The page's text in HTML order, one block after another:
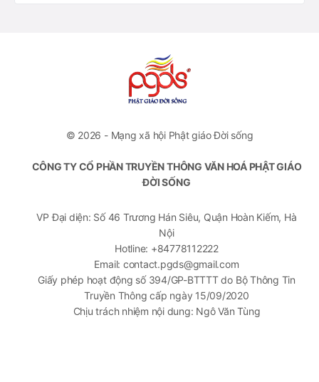
© 2026 - Mạng xã hội Phật giáo Đời sống
CÔNG TY CỔ PHẦN TRUYỀN THÔNG VĂN HOÁ PHẬT GIÁO
ĐỜI SỐNG
VP Đại diện: Số 46 Trương Hán Siêu, Quận Hoàn Kiếm, Hà
Nội
Hotline: +84778112222
Email: contact.pgds@gmail.com
Giấy phép hoạt động số 394/GP-BTTTT do Bộ Thông Tin
Truyền Thông cấp ngày 15/09/2020
Chịu trách nhiệm nội dung: Ngô Văn Tùng